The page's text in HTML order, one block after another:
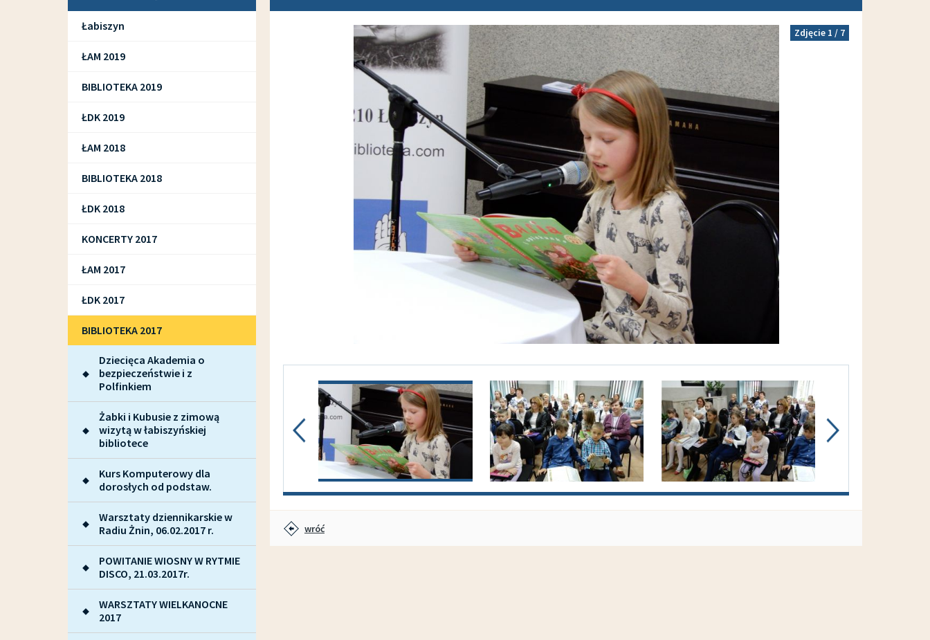
Łabiszyn
ŁAM 2019
BIBLIOTEKA 2019
ŁDK 2019
ŁAM 2018
BIBLIOTEKA 2018
ŁDK 2018
KONCERTY 2017
ŁAM 2017
ŁDK 2017
BIBLIOTEKA 2017
Dziecięca Akademia o
bezpieczeństwie i z
Polfinkiem
Żabki i Kubusie z zimową
wizytą w łabiszyńskiej
bibliotece
Kurs Komputerowy dla
dorosłych od podstaw.
Warsztaty dziennikarskie w
Radiu Żnin, 06.02.2017 r.
POWITANIE WIOSNY W RYTMIE
DISCO, 21.03.2017r.
WARSZTATY WIELKANOCNE
2017
Zdjęcie 1 / 7
pokaż poprzednie zdjęcia
wróć